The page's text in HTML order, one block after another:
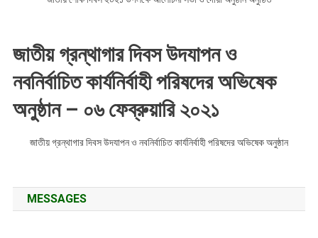
জাতীয় গ্রন্থাগার দিবস উদযাপন ও
নবনির্বাচিত কার্যনির্বাহী পরিষদের অভিষেক
অনুষ্ঠান – ০৬ ফেব্রুয়ারি ২০২১
জাতীয় গ্রন্থাগার দিবস উদযাপন ও নবনির্বাচিত কার্যনির্বাহী পরিষদের অভিষেক অনুষ্ঠান
MESSAGES